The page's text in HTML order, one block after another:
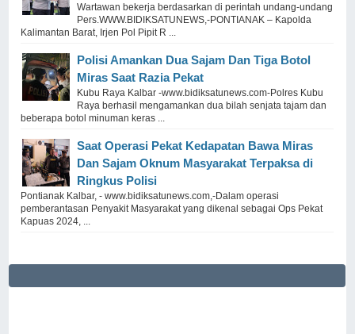
Wartawan bekerja berdasarkan di perintah undang-undang
Pers.WWW.BIDIKSATUNEWS,-PONTIANAK – Kapolda
Kalimantan Barat, Irjen Pol Pipit R ...
Polisi Amankan Dua Sajam Dan Tiga Botol
Miras Saat Razia Pekat
Kubu Raya Kalbar -www.bidiksatunews.com-Polres Kubu
Raya berhasil mengamankan dua bilah senjata tajam dan
beberapa botol minuman keras ...
Saat Operasi Pekat Kedapatan Bawa Miras
Dan Sajam Oknum Masyarakat Terpaksa di
Ringkus Polisi
Pontianak Kalbar, - www.bidiksatunews.com,-Dalam operasi
pemberantasan Penyakit Masyarakat yang dikenal sebagai Ops Pekat
Kapuas 2024, ...